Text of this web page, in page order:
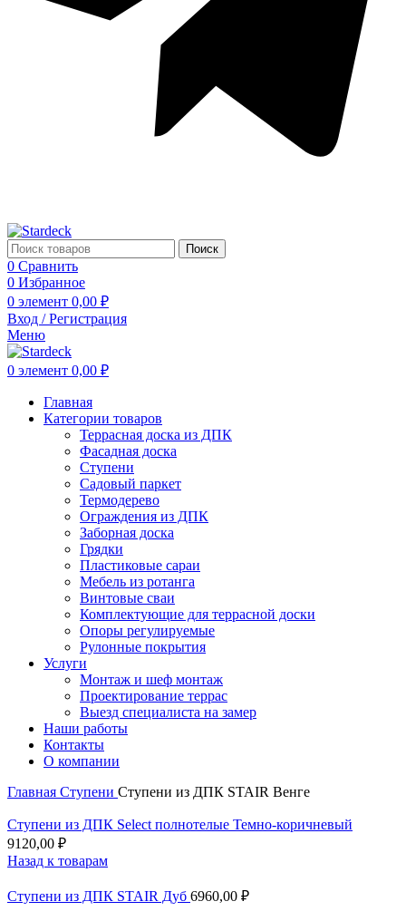
Поиск
0 Сравнить
0 Избранное
0 элемент 0,00 ₽
Вход / Регистрация
Меню
0 элемент 0,00 ₽
Главная
Категории товаров
Террасная доска из ДПК
Фасадная доска
Ступени
Садовый паркет
Термодерево
Ограждения из ДПК
Заборная доска
Грядки
Пластиковые сараи
Мебель из ротанга
Винтовые сваи
Комплектующие для террасной доски
Опоры регулируемые
Рулонные покрытия
Услуги
Монтаж и шеф монтаж
Проектирование террас
Выезд специалиста на замер
Наши работы
Контакты
О компании
Главная Ступени Ступени из ДПК STAIR Венге
Ступени из ДПК Select полнотелые Темно-коричневый
9120,00 ₽
Назад к товарам
Ступени из ДПК STAIR Дуб 6960,00 ₽